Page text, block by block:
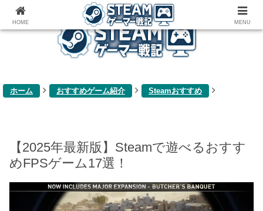
ゲーム関連雑記ブログ
ホーム おすすめゲーム紹介 Steamおすすめ
【2025年最新版】Steamで遊べるおすす
めFPSゲーム17選！
HOME MENU